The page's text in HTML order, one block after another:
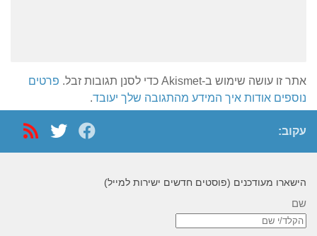
אתר זו עושה שימוש ב-Akismet כדי לסנן תגובות זבל.
פרטים
נוספים אודות איך המידע מהתגובה שלך יעובד.
עקוב:
הישארו מעודכנים (פוסטים חדשים ישירות למייל)
שם